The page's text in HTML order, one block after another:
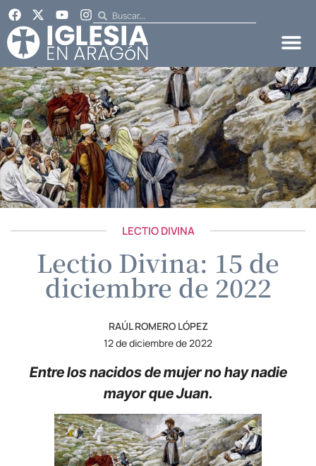
LECTIO DIVINA
Lectio Divina: 15 de
diciembre de 2022
RAÚL ROMERO LÓPEZ
12 de diciembre de 2022
Entre los nacidos de mujer no hay nadie
mayor que Juan.